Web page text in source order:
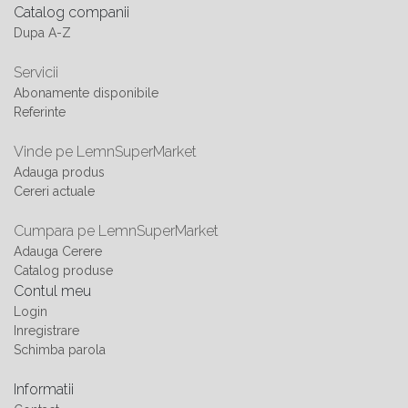
Catalog companii
Dupa A-Z
Servicii
Abonamente disponibile
Referinte
Vinde pe LemnSuperMarket
Adauga produs
Cereri actuale
Cumpara pe LemnSuperMarket
Adauga Cerere
Catalog produse
Contul meu
Login
Inregistrare
Schimba parola
Informatii